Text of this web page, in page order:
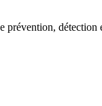
prévention, détection